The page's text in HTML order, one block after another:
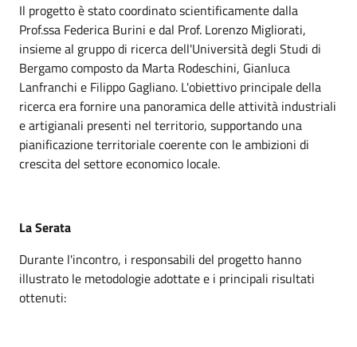
Il progetto è stato coordinato scientificamente dalla
Prof.ssa Federica Burini e dal Prof. Lorenzo Migliorati,
insieme al gruppo di ricerca dell'Università degli Studi di
Bergamo composto da Marta Rodeschini, Gianluca
Lanfranchi e Filippo Gagliano. L'obiettivo principale della
ricerca era fornire una panoramica delle attività industriali
e artigianali presenti nel territorio, supportando una
pianificazione territoriale coerente con le ambizioni di
crescita del settore economico locale.
La Serata
Durante l'incontro, i responsabili del progetto hanno
illustrato le metodologie adottate e i principali risultati
ottenuti: